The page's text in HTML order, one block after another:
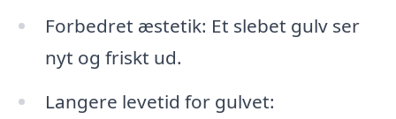
Forbedret æstetik: Et slebet gulv ser
nyt og friskt ud.
Langere levetid for gulvet: